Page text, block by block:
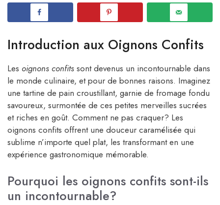
Introduction aux Oignons Confits
Les oignons confits sont devenus un incontournable dans
le monde culinaire, et pour de bonnes raisons. Imaginez
une tartine de pain croustillant, garnie de fromage fondu
savoureux, surmontée de ces petites merveilles sucrées
et riches en goût. Comment ne pas craquer? Les
oignons confits offrent une douceur caramélisée qui
sublime n’importe quel plat, les transformant en une
expérience gastronomique mémorable.
Pourquoi les oignons confits sont-ils
un incontournable?